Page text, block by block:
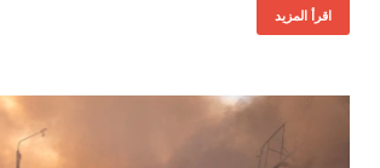
اقرأ المزيد